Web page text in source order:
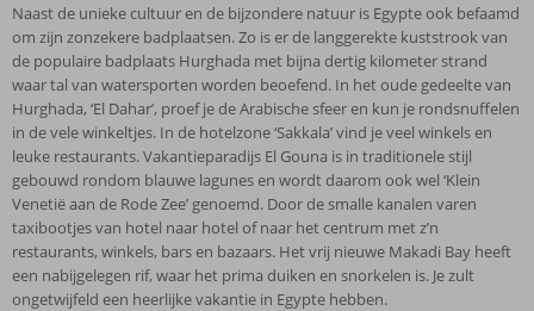
Vertrek
in
oktober
2026
Naast de unieke cultuur en de bijzondere natuur is Egypte ook befaamd
om zijn zonzekere badplaatsen. Zo is er de langgerekte kuststrook van
de populaire badplaats Hurghada met bijna dertig kilometer strand
waar tal van watersporten worden beoefend. In het oude gedeelte van
Hurghada, ‘El Dahar’, proef je de Arabische sfeer en kun je rondsnuffelen
in de vele winkeltjes. In de hotelzone ‘Sakkala’ vind je veel winkels en
leuke restaurants. Vakantieparadijs El Gouna is in traditionele stijl
gebouwd rondom blauwe lagunes en wordt daarom ook wel ‘Klein
Venetië aan de Rode Zee’ genoemd. Door de smalle kanalen varen
taxibootjes van hotel naar hotel of naar het centrum met z’n
restaurants, winkels, bars en bazaars. Het vrij nieuwe Makadi Bay heeft
een nabijgelegen rif, waar het prima duiken en snorkelen is. Je zult
ongetwijfeld een heerlijke vakantie in Egypte hebben.